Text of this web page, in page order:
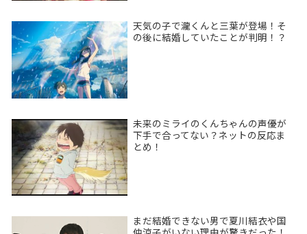
天気の子で瀧くんと三葉が登場！そ
の後に結婚していたことが判明！？
未来のミライのくんちゃんの声優が
下手で合ってない？ネットの反応ま
とめ！
まだ結婚できない男で夏川結衣や国